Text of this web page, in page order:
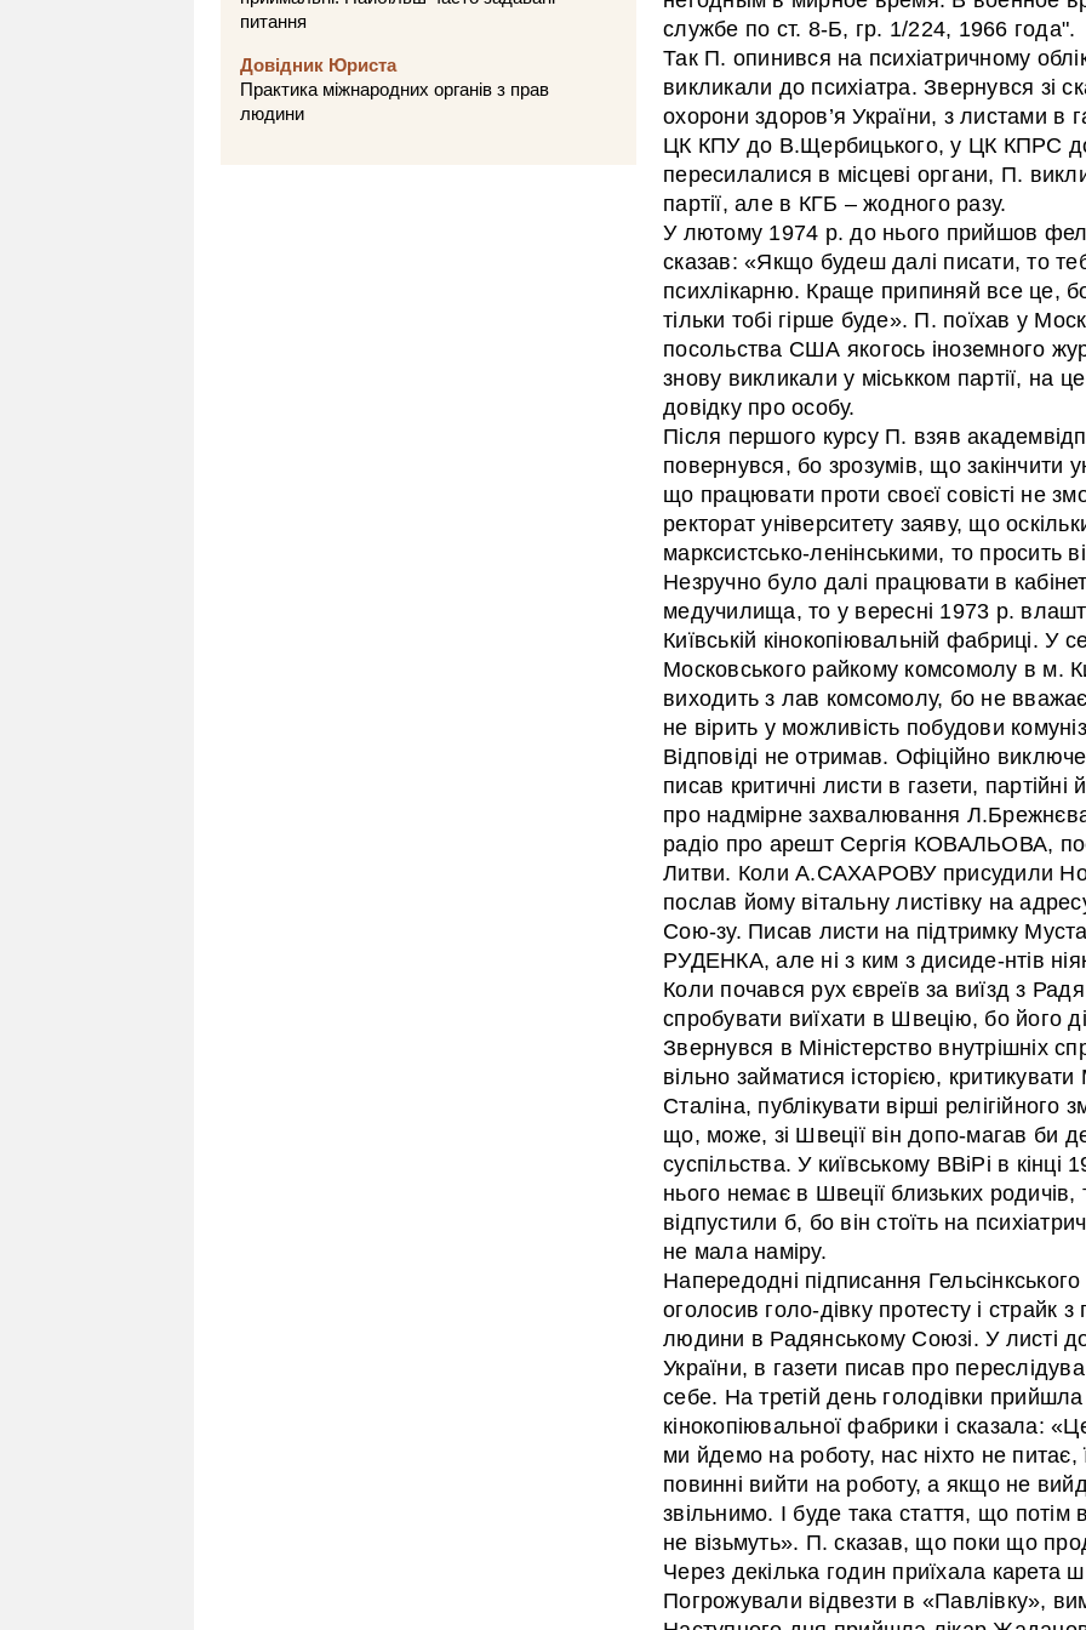
питання
Довідник Юриста
Практика міжнародних органів з прав
людини
службе по ст. 8-Б, гр. 1/224, 1966 года".
Так П. опинився на психіатричному
викликали до психіатра. Звернувся зі
охорони здоров’я України, з листами в
ЦК КПУ до В.Щербицького, у ЦК КПРС
пересилалися в місцеві органи, П.
партії, але в КГБ – жодного разу.
У лютому 1974 р. до нього прийшов
сказав: «Якщо будеш далі писати, то
психлікарню. Краще припиняй все це,
тільки тобі гірше буде». П. поїхав у
посольства США якогось іноземного
знову викликали у міськком партії, на
довідку про особу.
Після першого курсу П. взяв
повернувся, бо зрозумів, що закінчити
що працювати проти своєї совісті не
ректорат університету заяву, що
марксистсько-ленінськими, то просить
Незручно було далі працювати в
медучилища, то у вересні 1973 р.
Київській кінокопіювальній фабриці. У
Московського райкому комсомолу в м.
виходить з лав комсомолу, бо не
не вірить у можливість побудови
Відповіді не отримав. Офіційно
писав критичні листи в газети,
про надмірне захвалювання
радіо про арешт Сергія КОВАЛЬОВА,
Литви. Коли А.САХАРОВУ присудили
послав йому вітальну листівку на
Сою-зу. Писав листи на підтримку
РУДЕНКА, але ні з ким з дисиде-нтів
Коли почався рух євреїв за виїзд з
спробувати виїхати в Швецію, бо його
Звернувся в Міністерство внутрішніх
вільно займатися історією,
Сталіна, публікувати вірші релігійного
що, може, зі Швеції він допо-магав би
суспільства. У київському ВВіРі в
нього немає в Швеції близьких родичів,
відпустили б, бо він стоїть на
не мала наміру.
Напередодні підписання
оголосив голо-дівку протесту і страйк
людини в Радянському Союзі. У листі
України, в газети писав про
себе. На третій день голодівки прийшла
кінокопіювальної фабрики і сказала:
ми йдемо на роботу, нас ніхто не
повинні вийти на роботу, а якщо не
звільнимо. І буде така стаття, що потім
не візьмуть». П. сказав, що поки що
Через декілька годин приїхала карета
Погрожували відвезти в «Павлівку»,